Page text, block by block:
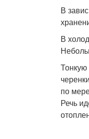
В
В
Тонкую
по
Речь